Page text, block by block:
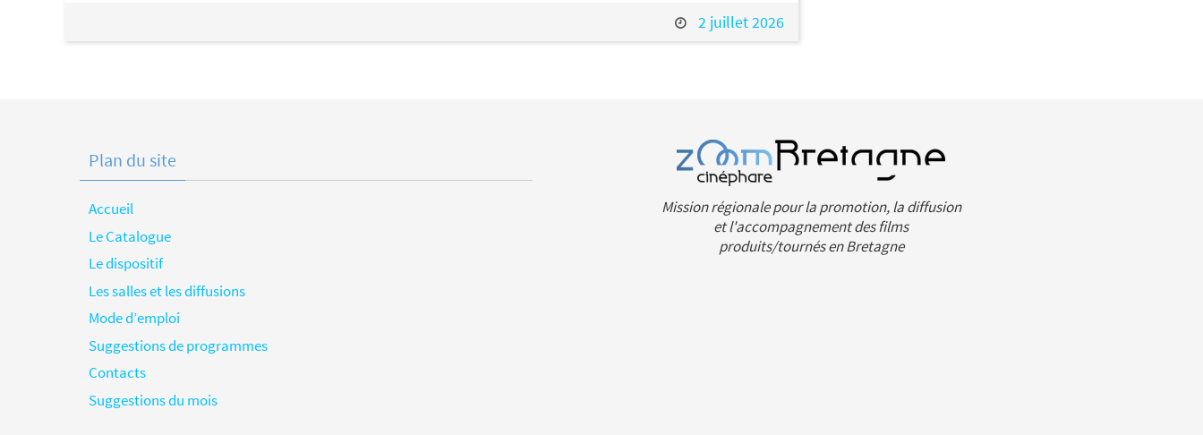
2 juillet 2026
Plan du site
Accueil
Le Catalogue
Le dispositif
Les salles et les diffusions
Mode d’emploi
Suggestions de programmes
Contacts
Suggestions du mois
Mission régionale pour la promotion, la diffusion
et l'accompagnement des films
produits/tournés en Bretagne